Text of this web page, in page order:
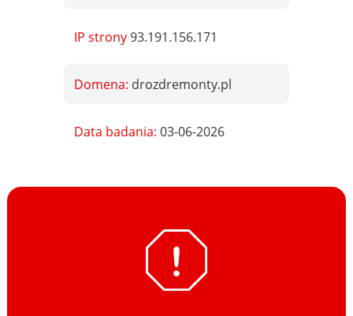
IP strony93.191.156.171
Domena: drozdremonty.pl
Data badania:03-06-2026